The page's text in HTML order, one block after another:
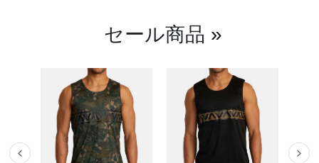
セール商品 »